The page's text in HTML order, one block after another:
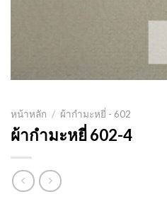
หน้าหลัก / ผ้ากำมะหยี่ - 602
ผ้ากำมะหยี่ 602-4